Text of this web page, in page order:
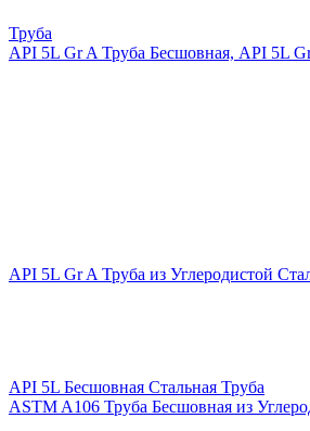
Труба
API 5L Gr A Труба Бесшовная, API 5L
API 5L Gr A Труба из Углеродистой
API 5L Бесшовная Стальная Труба
ASTM A106 Труба Бесшовная из